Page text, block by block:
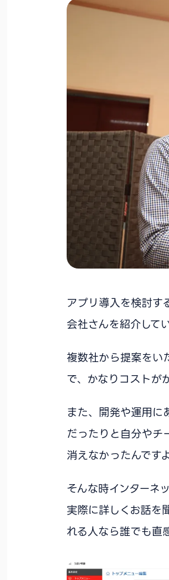
アプリ導入を検討す
会社さんを紹介して
複数社から提案をい
で、かなりコストが
また、開発や運用に
だったりと自分やチ
消えなかったんです
そんな時インターネ
実際に詳しくお話を
れる人なら誰でも直